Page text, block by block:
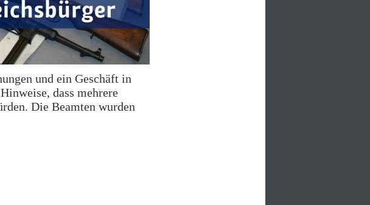
und ein Geschäft in
dass mehrere
Die Beamten wurden